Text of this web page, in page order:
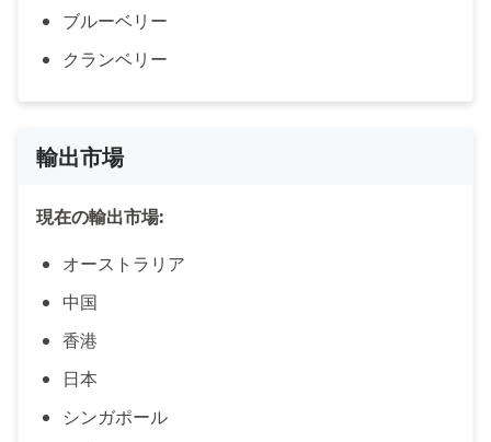
ブルーベリー
クランベリー
輸出市場
現在の輸出市場:
オーストラリア
中国
香港
日本
シンガポール